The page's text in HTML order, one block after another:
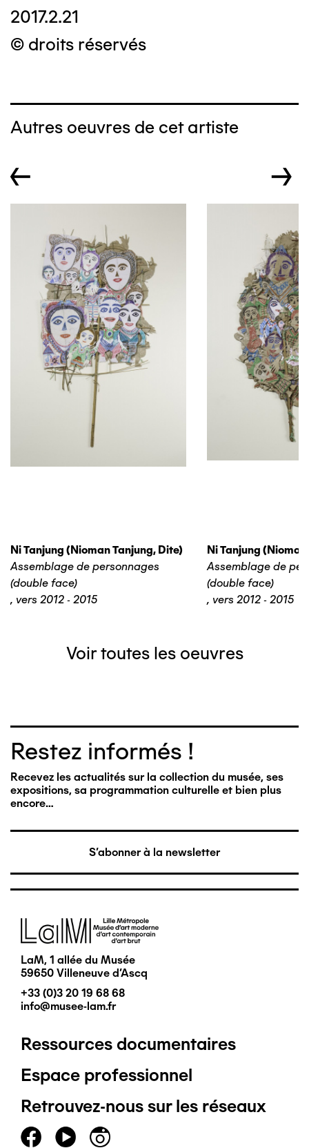
2017.2.21
© droits réservés
Autres oeuvres de cet artiste
← →
Ni Tanjung (nioman Tanjung, Dite)
Assemblage de personnages
(double face)
, vers 2012 - 2015
Ni Tanjung
Assemblage de
(double face)
, vers 2012 - 2015
Voir toutes les oeuvres
Restez informés !
Recevez les actualités sur la collection du musée, ses
expositions, sa programmation culturelle et bien plus
encore…
S'abonner à la newsletter
Image
LaM, 1 allée du Musée
59650 Villeneuve d'Ascq
+33 (0)3 20 19 68 68
info@musee-lam.fr
Pied
de
page
Ressources documentaires
Espace professionnel
Retrouvez-nous sur les réseaux